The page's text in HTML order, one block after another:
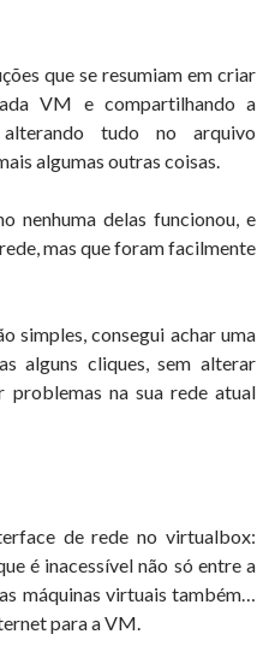
que se resumiam em criar
VM e compartilhando a
tudo no arquivo
algumas outras coisas.
nenhuma delas funcionou, e
mas que foram facilmente
simples, consegui achar uma
alguns cliques, sem alterar
problemas na sua rede atual
de rede no virtualbox:
é inacessível não só entre a
máquinas virtuais também…
para a VM.